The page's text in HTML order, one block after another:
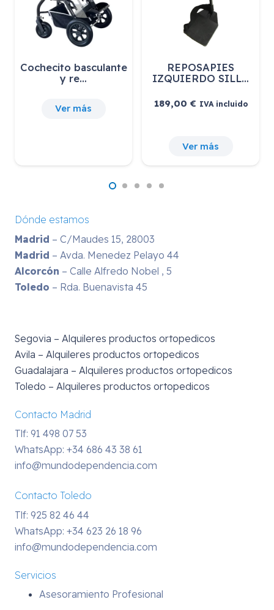
Cochecito basculante
y re…
Ver más
REPOSAPIES
IZQUIERDO SILL…
189,00€ IVA incluido
Ver más
Dónde estamos
Madrid – C/Maudes 15, 28003
Madrid – Avda. Menedez Pelayo 44
Alcorcón – Calle Alfredo Nobel , 5
Toledo – Rda. Buenavista 45
Segovia – Alquileres productos ortopedicos
Avila – Alquileres productos ortopedicos
Guadalajara – Alquileres productos ortopedicos
Toledo – Alquileres productos ortopedicos
Contacto Madrid
Tlf: 91 498 07 53
WhatsApp: +34 686 43 38 61
info@mundodependencia.com
Contacto Toledo
Tlf: 925 82 46 44
WhatsApp: +34 623 26 18 96
info@mundodependencia.com
Servicios
Asesoramiento Profesional